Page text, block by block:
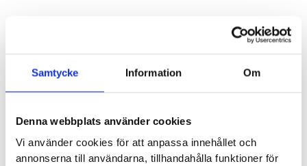
Samtycke Information Om
Denna webbplats använder cookies
Vi använder cookies för att anpassa innehållet och
annonserna till användarna, tillhandahålla funktioner för